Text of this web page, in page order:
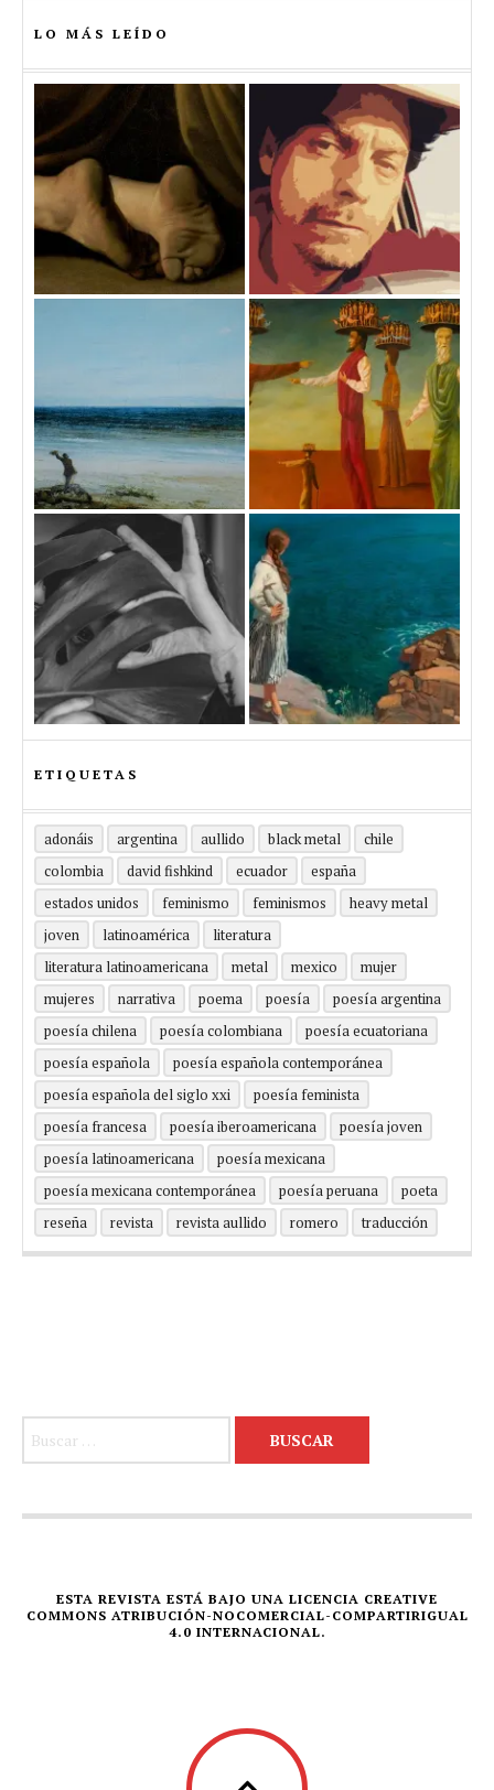
LO MÁS LEÍDO
ETIQUETAS
adonáis argentina aullido black metal
chile
colombia
david fishkind ecuador
españa
estados unidos
feminismo feminismos
heavy metal
joven
latinoamérica
literatura
literatura latinoamericana
metal mexico
mujer
mujeres
narrativa poema poesía
poesía argentina
poesía chilena
poesía colombiana
poesía ecuatoriana
poesía española
poesía española contemporánea
poesía española del siglo xxi
poesía feminista
poesía francesa
poesía iberoamericana
poesía joven
poesía latinoamericana
poesía mexicana
poesía mexicana contemporánea
poesía peruana
poeta
reseña
revista revista aullido romero traducción
ESTA REVISTA ESTÁ BAJO UNA LICENCIA CREATIVE
COMMONS ATRIBUCIÓN-NOCOMERCIAL-COMPARTIRIGUAL
4.0 INTERNACIONAL.